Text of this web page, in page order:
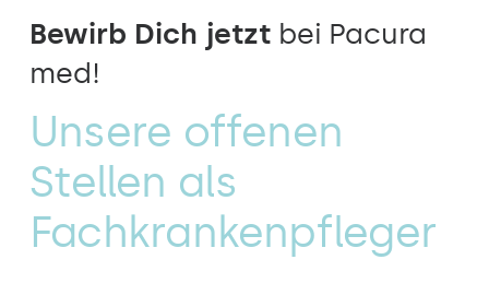
Bewirb Dich jetzt bei Pacura
med!
Unsere offenen
Stellen als
Fachkrankenpfleger